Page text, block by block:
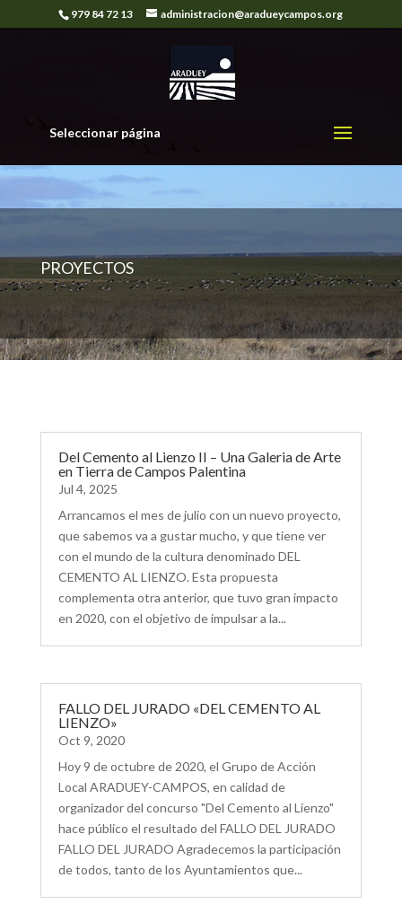
979 84 72 13 administracion@aradueycampos.org
Seleccionar página
PROYECTOS
Del Cemento al Lienzo II – Una Galeria de Arte
en Tierra de Campos Palentina
Jul 4, 2025
Arrancamos el mes de julio con un nuevo proyecto,
que sabemos va a gustar mucho, y que tiene ver
con el mundo de la cultura denominado DEL
CEMENTO AL LIENZO. Esta propuesta
complementa otra anterior, que tuvo gran impacto
en 2020, con el objetivo de impulsar a la...
FALLO DEL JURADO «DEL CEMENTO AL
LIENZO»
Oct 9, 2020
Hoy 9 de octubre de 2020, el Grupo de Acción
Local ARADUEY-CAMPOS, en calidad de
organizador del concurso "Del Cemento al Lienzo"
hace público el resultado del FALLO DEL JURADO
FALLO DEL JURADO Agradecemos la participación
de todos, tanto de los Ayuntamientos que...